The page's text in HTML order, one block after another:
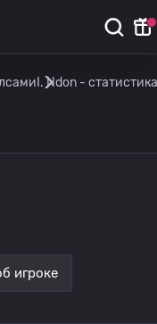
I. Ndon -
игроке